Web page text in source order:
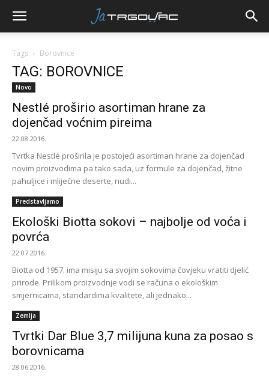
Tags Borovnice
TAG: BOROVNICE
Novo
Nestlé proširio asortiman hrane za
dojenčad voćnim pireima
22.08.2016.
Tvrtka Nestlé proširila je postojeći asortiman hrane za dojenčad
novim proizvodima pa tako sada, uz formule za dojenčad, žitne
pahuljice i mliječne deserte, nudi...
Predstavljamo
Ekološki Biotta sokovi – najbolje od voća i
povrća
22.07.2016.
Biotta od 1957. ima misiju sa svojim sokovima čovjeku vratiti djelić
prirode. Prilikom proizvodnje vodi se računa o ekološkim
smjernicama, standardima kvalitete, ali jednako...
Zemlja
Tvrtki Dar Blue 3,7 milijuna kuna za posao s
borovnicama
28.06.2016.